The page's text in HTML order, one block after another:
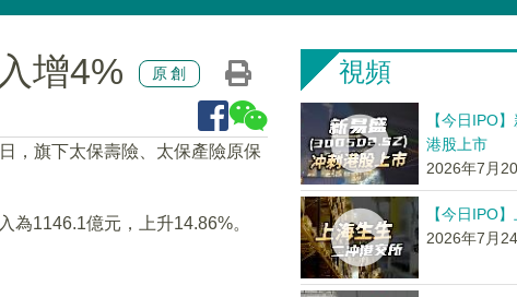
增4% 原創
，旗下太保壽險、太保產險原保
為1146.1億元，上升14.86%。
視頻
【今日IPO
港股上市
2026年7月
【今日IPO
2026年7月